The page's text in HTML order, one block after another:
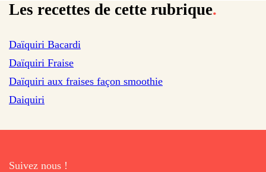
Les recettes de cette rubrique.
Daïquiri Bacardi
sur 183 avis
Daïquiri Fraise
Daïquiri aux fraises façon smoothie
Daiquiri
Suivez nous !